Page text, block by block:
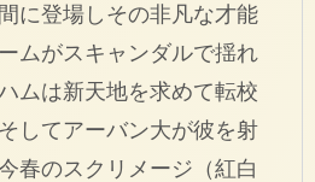
に登場しその非凡な才能
ムがスキャンダルで揺れ
ムは新天地を求めて転校
してアーバン大が彼を射
春のスクリメージ（紅白